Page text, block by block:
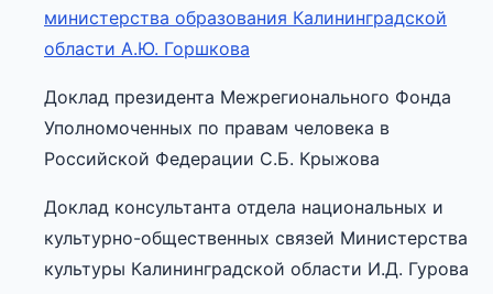
министерства образования Калининградской
области А.Ю. Горшкова
Доклад президента Межрегионального Фонда
Уполномоченных по правам человека в
Российской Федерации С.Б. Крыжова
Доклад консультанта отдела национальных и
культурно-общественных связей Министерства
культуры Калининградской области И.Д. Гурова